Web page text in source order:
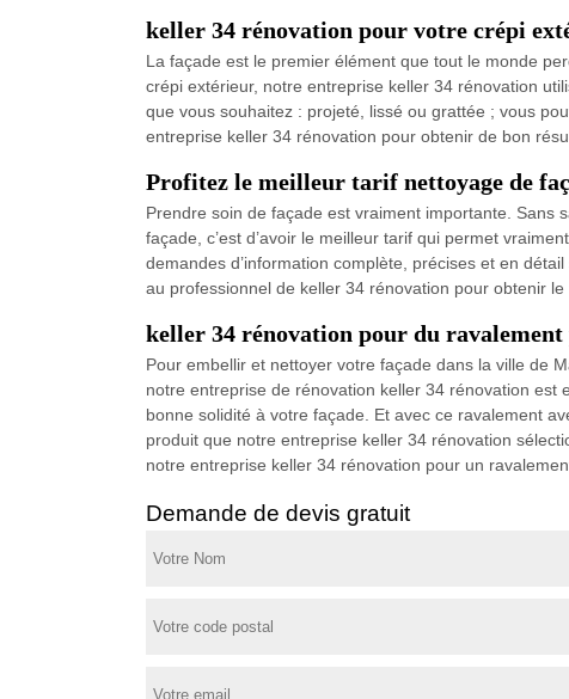
keller 34 rénovation pour votre crépi
La façade est le premier élément que tout le monde
crépi extérieur, notre entreprise keller 34 rénovation
que vous souhaitez : projeté, lissé ou grattée ; vous
entreprise keller 34 rénovation pour obtenir de bon
Profitez le meilleur tarif nettoyage de
Prendre soin de façade est vraiment importante. Sans
façade, c’est d’avoir le meilleur tarif qui permet
demandes d’information complète, précises et en
au professionnel de keller 34 rénovation pour obtenir
keller 34 rénovation pour du
Pour embellir et nettoyer votre façade dans la ville de
notre entreprise de rénovation keller 34 rénovation
bonne solidité à votre façade. Et avec ce ravalement
produit que notre entreprise keller 34 rénovation
notre entreprise keller 34 rénovation pour un
Demande de devis gratuit